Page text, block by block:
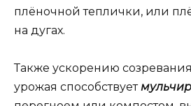
плёночной теплички, или
на дугах.
Также ускорению
урожая способствует